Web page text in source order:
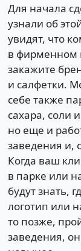
Для начала
узнали об
увидят, что
в фирменном
закажите
и салфетки.
себе также
сахара, соли
но еще и
заведения и,
Когда ваш
в парке или
будут знать,
логотип или
то позже,
заведения,